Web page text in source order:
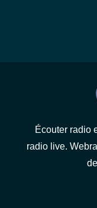
Écouter radio
radio live.